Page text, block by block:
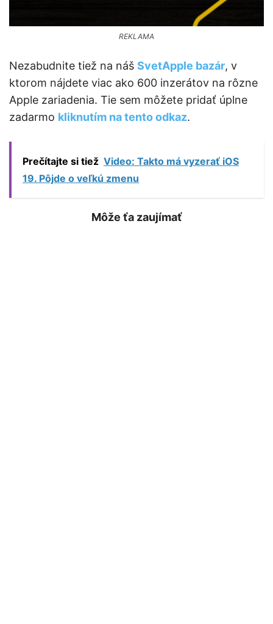
REKLAMA
Nezabudnite tiež na náš SvetApple bazár, v
ktorom nájdete viac ako 600 inzerátov na rôzne
Apple zariadenia. Tie sem môžete pridať úplne
zadarmo kliknutím na tento odkaz.
Prečítajte si tiež Video: Takto má vyzerať iOS
19. Pôjde o veľkú zmenu
Môže ťa zaujímať